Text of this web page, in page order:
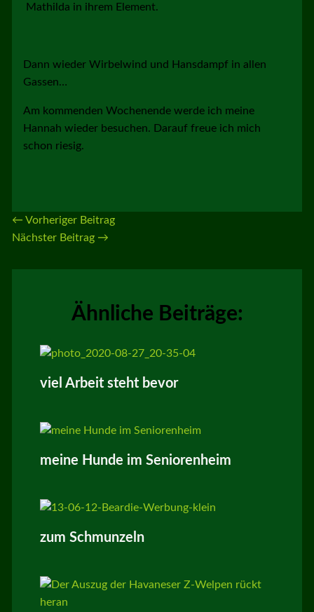
Mathilda in ihrem Element.
Dann wieder Wirbelwind und Hansdampf in allen
Gassen…
Am kommenden Wochenende werde ich meine
Hannah wieder besuchen. Darauf freue ich mich
schon riesig.
← Vorheriger Beitrag
Nächster Beitrag →
Ähnliche Beiträge:
viel Arbeit steht bevor
meine Hunde im Seniorenheim
zum Schmunzeln